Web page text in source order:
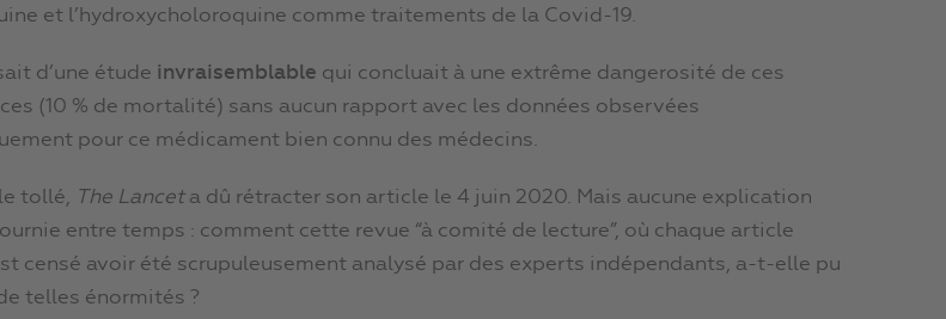
et l’hydroxycholoroquine comme traitements de la Covid-19.
d’une étude invraisemblable qui concluait à une extrême dangerosité de ces
(10 % de mortalité) sans aucun rapport avec les données observées
pour ce médicament bien connu des médecins.
tollé, The Lanceta dû rétracter son article le 4 juin 2020. Mais aucune explication
entre temps : comment cette revue “à comité de lecture”, où chaque article
censé avoir été scrupuleusement analysé par des experts indépendants, a-t-elle pu
telles énormités ?